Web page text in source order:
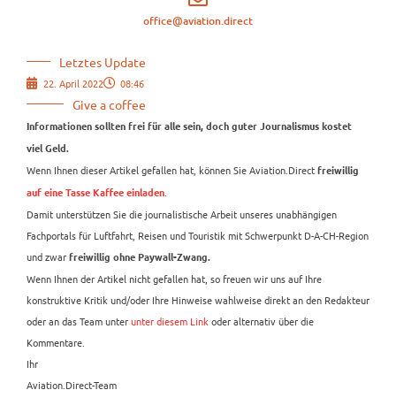
office@aviation.direct
Letztes Update
22. April 2022 08:46
Give a coffee
Informationen sollten frei für alle sein, doch guter Journalismus kostet
viel Geld.
Wenn Ihnen dieser Artikel gefallen hat, können Sie Aviation.Direct freiwillig
auf eine Tasse Kaffee einladen
Damit unterstützen Sie die journalistische Arbeit unseres unabhängigen
Fachportals für Luftfahrt, Reisen und Touristik mit Schwerpunkt D-A-CH-Region
und zwar freiwillig ohne Paywall-Zwang.
Wenn Ihnen der Artikel nicht gefallen hat, so freuen wir uns auf Ihre
konstruktive Kritik und/oder Ihre Hinweise wahlweise direkt an den Redakteur
oder an das Team unterunter diesem Link oder alternativ über die
Kommentare.
Ihr
Aviation.Direct-Team